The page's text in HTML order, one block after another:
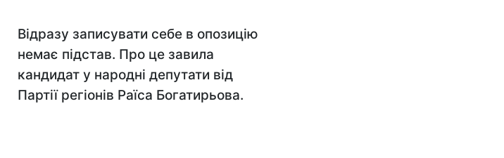
Відразу записувати себе в опозицію
немає підстав. Про це завила
кандидат у народні депутати від
Партії регіонів Раїса Богатирьова.